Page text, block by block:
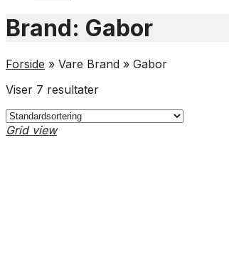
Brand: Gabor
Forside » Vare Brand » Gabor
Viser 7 resultater
Grid view